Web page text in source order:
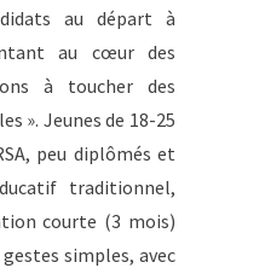
au départ à
au cœur des
à toucher des
». Jeunes de 18-25
peu diplômés et
traditionnel,
courte (3 mois)
simples, avec